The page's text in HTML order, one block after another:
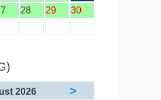
28 29
30
2026 >